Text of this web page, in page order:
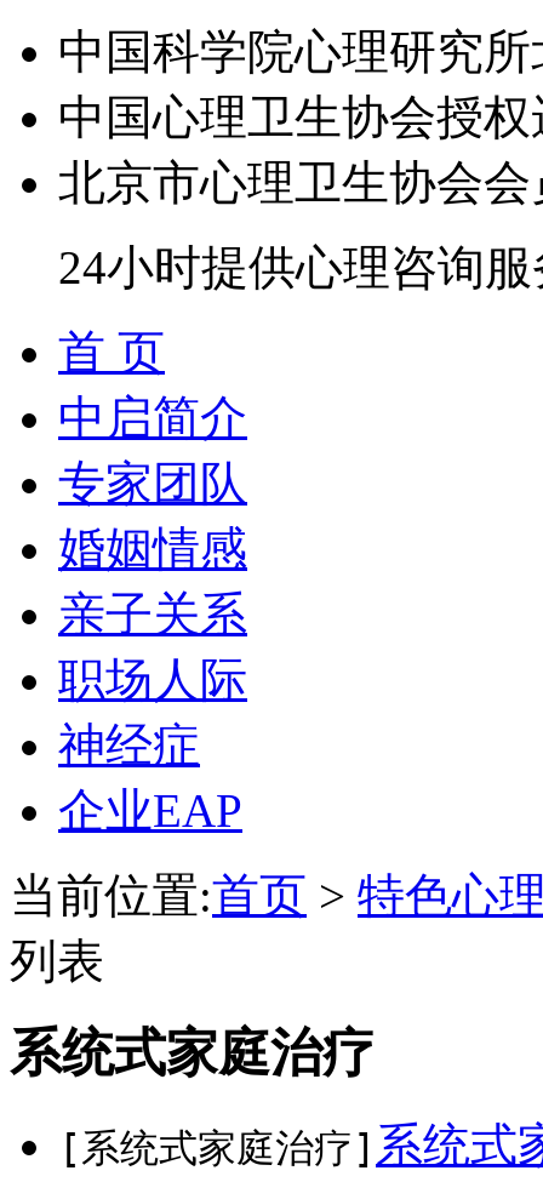
中国科学院心理研究
中国心理卫生协会授
北京市心理卫生协会
24小时提供心理咨询服
首 页
中启简介
专家团队
婚姻情感
亲子关系
职场人际
神经症
企业EAP
当前位置:首页 > 特色心
列表
系统式家庭治疗
[系统式家庭治疗] 系统